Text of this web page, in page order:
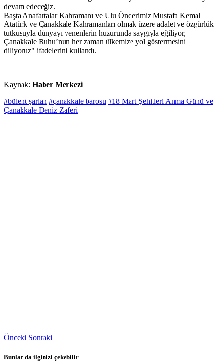
devam edeceğiz.
Başta Anafartalar Kahramanı ve Ulu Önderimiz Mustafa Kemal
Atatürk ve Çanakkale Kahramanları olmak üzere adalet ve özgürlük
tutkusuyla dünyayı yenenlerin huzurunda saygıyla eğiliyor,
Çanakkale Ruhu’nun her zaman ülkemize yol göstermesini
diliyoruz" ifadelerini kullandı.
Kaynak: Haber Merkezi
#bülent şarlan #çanakkale barosu #18 Mart Şehitleri Anma Günü ve
Çanakkale Deniz Zaferi
Önceki Sonraki
Bunlar da ilginizi çekebilir